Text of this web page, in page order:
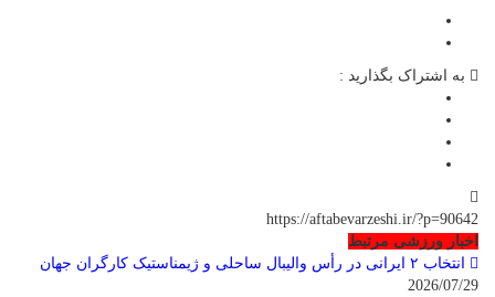
به اشتراک بگذارید :
https://aftabevarzeshi.ir/?p=90642
اخبار ورزشی مرتبط
انتخاب ۲ ایرانی در رأس والیبال ساحلی و ژیمناستیک کارگران جهان
2026/07/29